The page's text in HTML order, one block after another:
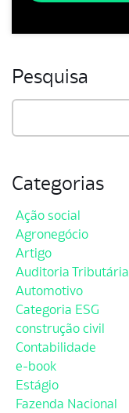
Pesquisa
Categorias
Ação social
Agronegócio
Artigo
Auditoria Tributária
Automotivo
Categoria ESG
construção civil
Contabilidade
e-book
Estágio
Fazenda Nacional